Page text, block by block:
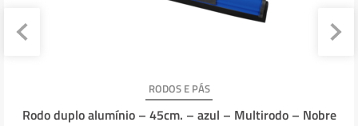
RODOS E PÁS
Rodo duplo alumínio – 45cm. – azul – Multirodo – Nobre